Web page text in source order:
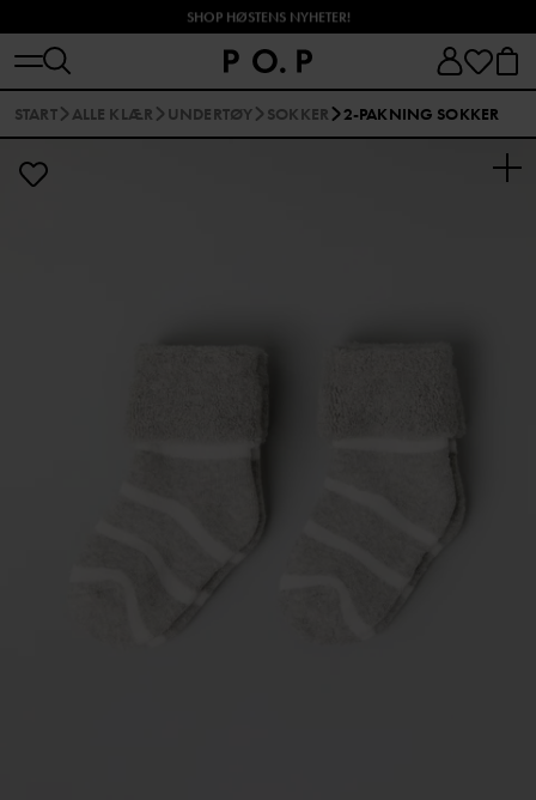
SHOP HØSTENS NYHETER!
START ALLE KLÆR UNDERTØY SOKKER 2-PAKNING SOKKER